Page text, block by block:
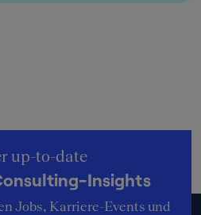
up-to-date
Insights
Jobs, Karriere-Events und